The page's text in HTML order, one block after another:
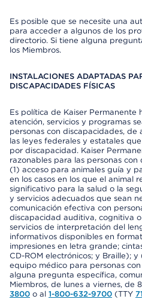
Es posible que se necesite una
para acceder a algunos de los
directorio. Si tiene alguna
los Miembros.
INSTALACIONES ADAPTADAS
DISCAPACIDADES FÍSICAS
Es política de Kaiser Permanente
atención, servicios y programas
personas con discapacidades, de
las leyes federales y estatales
por discapacidad. Kaiser
razonables para las personas
(1) acceso para animales guía y
en los casos en los que el animal
significativo para la salud o la
y servicios adecuados que sean
comunicación efectiva con
discapacidad auditiva, cognitiva
servicios de interpretación del
informativos disponibles en
impresiones en letra grande;
CD-ROM electrónicos; y Braille);
equipo médico para personas
alguna pregunta específica,
Miembros, de lunes a viernes, de
3800 o al 1-800-632-9700 (TTY